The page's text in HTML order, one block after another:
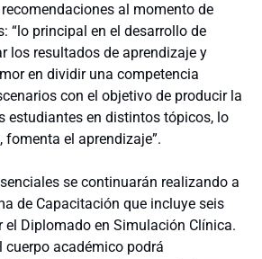
al momento de
“lo principal en el desarrollo de
los resultados de aprendizaje y
en dividir una competencia
con el objetivo de producir la
estudiantes en distintos tópicos, lo
fomenta el aprendizaje”.
se continuarán realizando a
de Capacitación que incluye seis
el Diplomado en Simulación Clínica.
cuerpo académico podrá